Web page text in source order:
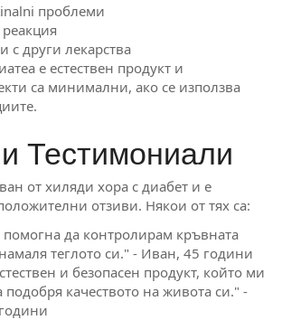
проблеми
с други лекарства
е естествен продукт и
са минимални, ако се използва
Тестимониали
от хиляди хора с диабет и е
отзиви. Някои от тях са:
да контролирам кръвната
теглото си." - Иван, 45 години
и безопасен продукт, който ми
подобря качеството на живота си." -